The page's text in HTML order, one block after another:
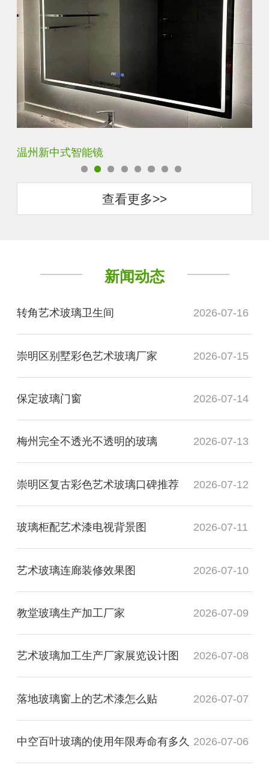
温州新中式智能镜
查看更多>>
新闻动态
转角艺术玻璃卫生间 2026-07-16
崇明区别墅彩色艺术玻璃厂家 2026-07-15
保定玻璃门窗 2026-07-14
梅州完全不透光不透明的玻璃 2026-07-13
崇明区复古彩色艺术玻璃口碑推荐 2026-07-12
玻璃柜配艺术漆电视背景图 2026-07-11
艺术玻璃连廊装修效果图 2026-07-10
教堂玻璃生产加工厂家 2026-07-09
艺术玻璃加工生产厂家展览设计图 2026-07-08
落地玻璃窗上的艺术漆怎么贴 2026-07-07
中空百叶玻璃的使用年限寿命有多久 2026-07-06